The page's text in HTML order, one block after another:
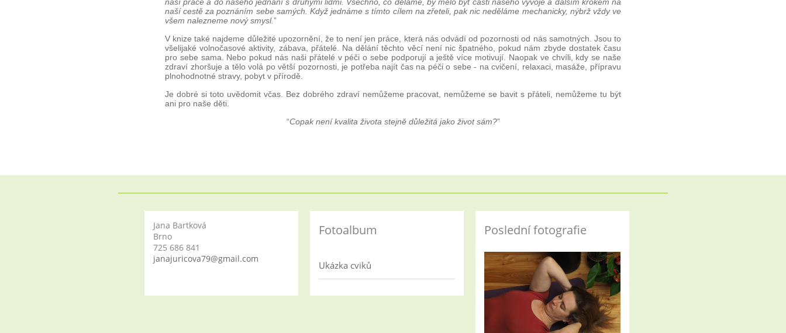
naší cestě za poznáním sebe samých. Když jednáme s tímto cílem na zřeteli, pak nic neděláme mechanicky, nýbrž vždy ve
všem nalezneme nový smysl.”
V knize také najdeme důležité upozornění, že to není jen práce, která nás odvádí od pozornosti od nás samotných. Jsou to
všelijaké volnočasové aktivity, zábava, přátelé. Na dělání těchto věcí není nic špatného, pokud nám zbyde dostatek času
pro sebe sama. Nebo pokud nás naši přátelé v péči o sebe podporují a ještě více motivují. Naopak ve chvíli, kdy se naše
zdraví zhoršuje a tělo volá po větší pozornosti, je potřeba najít čas na péči o sebe - na cvičení, relaxaci, masáže, přípravu
plnohodnotné stravy, pobyt v přírodě.
Je dobré si toto uvědomit včas. Bez dobrého zdraví nemůžeme pracovat, nemůžeme se bavit s přáteli, nemůžeme tu být
ani pro naše děti.
“Copak není kvalita života stejně důležitá jako život sám?”
Jana Bartková
Brno
725 686 841
janajuricova79@gmail.com
Fotoalbum
Ukázka cviků
Poslední fotografie